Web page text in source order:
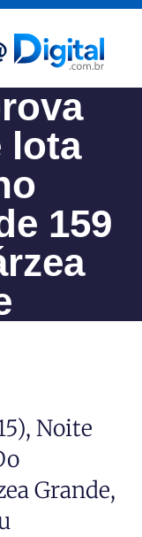
lota
159
Noite
Grande,